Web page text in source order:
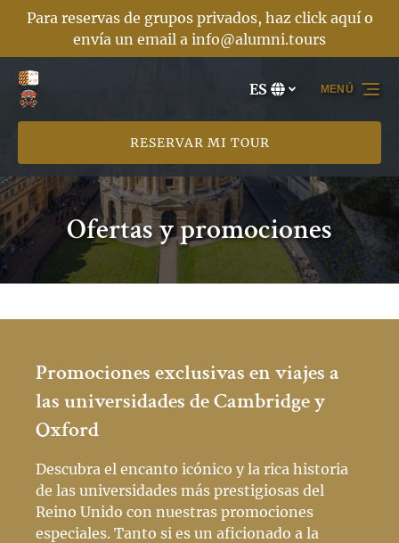
Saltar a la navegación principal
Saltar al contenido
Saltar al pie de página
Para reservas de grupos privados, haz click aquí o
envía un email a info@alumni.tours
Selecciona
tu
ES
RESERVAR MI TOUR
MENÚ
Ofertas y promociones
Promociones exclusivas en viajes a
las universidades de Cambridge y
Oxford
Descubra el encanto icónico y la rica historia
de las universidades más prestigiosas del
Reino Unido con nuestras promociones
especiales. Tanto si es un aficionado a la